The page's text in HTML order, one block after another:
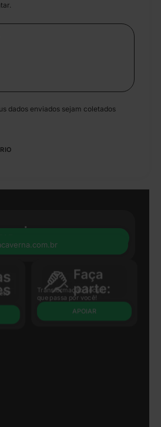
dados enviados sejam coletados
Transformação Social
que passa por você!
APOIAR